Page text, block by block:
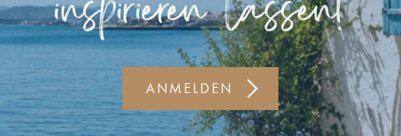
Lindau
Münster
ANMELDEN